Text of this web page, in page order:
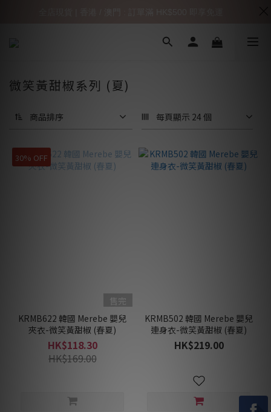
微笑黃甜椒系列 (夏)
商品排序 每頁顯示 24 個
30% OFF
售完
KRMB622 韓國 Merebe 嬰兒
夾衣-微笑黃甜椒 (春夏)
HK$118.30
HK$169.00
KRMB502 韓國 Merebe 嬰兒
連身衣-微笑黃甜椒 (春夏)
HK$219.00